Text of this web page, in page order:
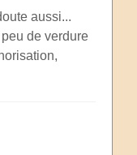
aussi...
de verdure